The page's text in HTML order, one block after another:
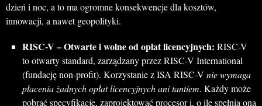
dzień i noc, a to ma ogromne konsekwencje dla kosztów,
innowacji, a nawet geopolityki.
RISC-V – Otwarte i wolne od opłat licencyjnych: RISC-V
to otwarty standard, zarządzany przez RISC-V International
(fundację non-profit). Korzystanie z ISA RISC-V nie wymaga
płacenia żadnych opłat licencyjnych ani tantiem. Każdy może
pobrać specyfikację, zaprojektować procesor i, o ile spełnia ona